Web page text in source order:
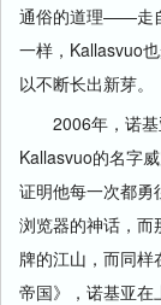
通俗的道理——走
一样，Kallasvuo
以不断长出新芽。
2006年，诺基
Kallasvuo的名字
证明他每一次都
浏览器的神话，而
牌的江山，而同
帝国》，诺基亚在